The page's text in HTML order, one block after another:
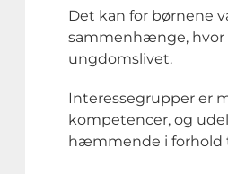
Det kan for børnene
sammenhænge, hvor
ungdomslivet.
Interessegrupper er
kompetencer, og
hæmmende i forhold